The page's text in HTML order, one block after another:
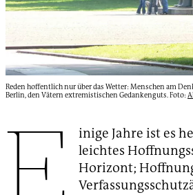
Reden hoffentlich nur über das Wetter: Menschen am
Berlin, den Vätern extremistischen Gedankenguts. Foto:
E
inige Jahre ist es
leichtes
Horizont;